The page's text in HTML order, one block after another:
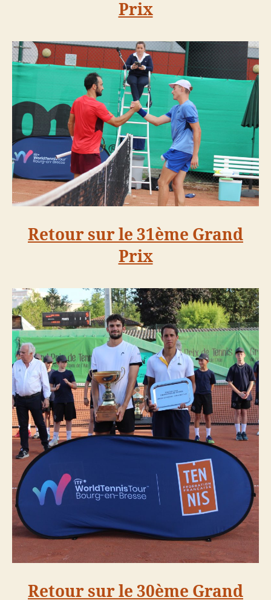
Prix
Retour sur le 31ème Grand
Prix
Retour sur le 30ème Grand